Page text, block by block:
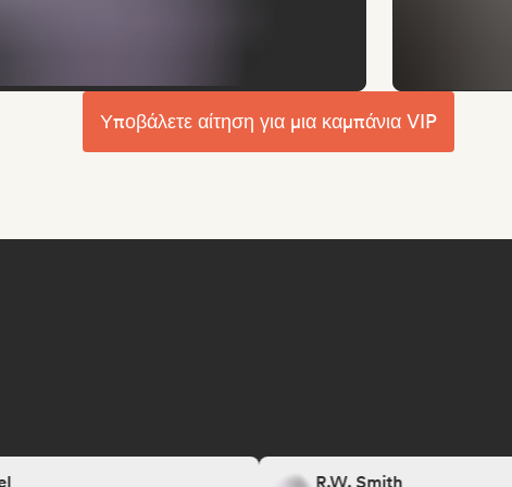
Υποβάλετε αίτηση για μια καμπάνια VIP
R.W. Smith